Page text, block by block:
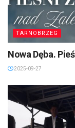
TARNOBRZEG
Nowa Dęba.
2025-09-27